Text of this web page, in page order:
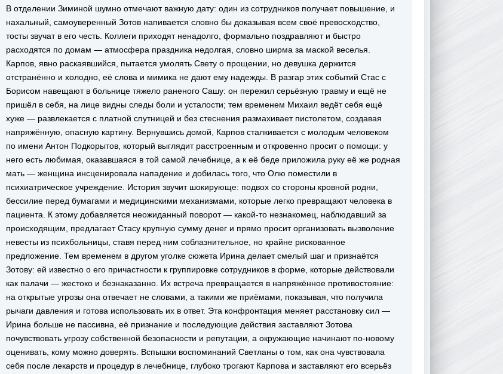
В отделении Зиминой шумно отмечают важную дату: один из сотрудников получает повышение, и
нахальный, самоуверенный Зотов напивается словно бы доказывая всем своё превосходство,
тосты звучат в его честь. Коллеги приходят ненадолго, формально поздравляют и быстро
расходятся по домам — атмосфера праздника недолгая, словно ширма за маской веселья.
Карпов, явно раскаявшийся, пытается умолять Свету о прощении, но девушка держится
отстранённо и холодно, её слова и мимика не дают ему надежды. В разгар этих событий Стас с
Борисом навещают в больнице тяжело раненого Сашу: он пережил серьёзную травму и ещё не
пришёл в себя, на лице видны следы боли и усталости; тем временем Михаил ведёт себя ещё
хуже — развлекается с платной спутницей и без стеснения размахивает пистолетом, создавая
напряжённую, опасную картину. Вернувшись домой, Карпов сталкивается с молодым человеком
по имени Антон Подкорытов, который выглядит расстроенным и откровенно просит о помощи: у
него есть любимая, оказавшаяся в той самой лечебнице, а к её беде приложила руку её же родная
мать — женщина инсценировала нападение и добилась того, что Олю поместили в
психиатрическое учреждение. История звучит шокирующе: подвох со стороны кровной родни,
бессилие перед бумагами и медицинскими механизмами, которые легко превращают человека в
пациента. К этому добавляется неожиданный поворот — какой‐то незнакомец, наблюдавший за
происходящим, предлагает Стасу крупную сумму денег и прямо просит организовать вызволение
невесты из психбольницы, ставя перед ним соблазнительное, но крайне рискованное
предложение. Тем временем в другом уголке сюжета Ирина делает смелый шаг и признаётся
Зотову: ей известно о его причастности к группировке сотрудников в форме, которые действовали
как палачи — жестоко и безнаказанно. Их встреча превращается в напряжённое противостояние:
на открытые угрозы она отвечает не словами, а такими же приёмами, показывая, что получила
рычаги давления и готова использовать их в ответ. Эта конфронтация меняет расстановку сил —
Ирина больше не пассивна, её признание и последующие действия заставляют Зотова
почувствовать угрозу собственной безопасности и репутации, а окружающие начинают по‐новому
оценивать, кому можно доверять. Вспышки воспоминаний Светланы о том, как она чувствовала
себя после лекарств и процедур в лечебнице, глубоко трогают Карпова и заставляют его всерьёз